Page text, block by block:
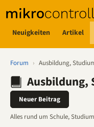
Neuigkeiten Artikel
Forum › Ausbildung,
Ausbildung,
Neuer Beitrag
Alles rund um Schule,